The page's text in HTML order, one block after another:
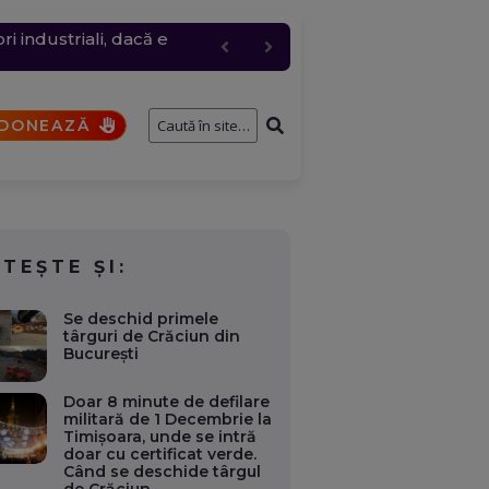
industriali, dacă e
electrică în orele de
cererea a urcat
logistic cheie
consilier
ȘI:
Se deschid primele
târguri de Crăciun din
București
Doar 8 minute de defilare
militară de 1 Decembrie la
Timişoara, unde se intră
doar cu certificat verde.
Când se deschide târgul